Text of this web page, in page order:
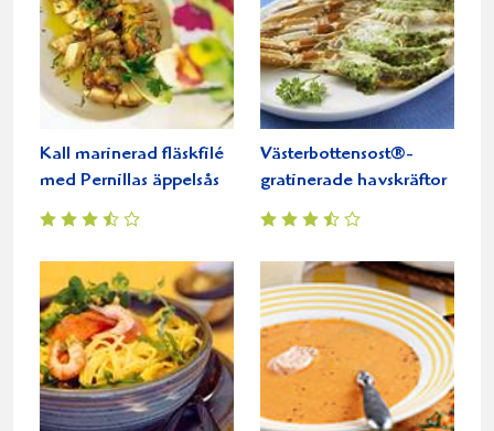
Kall marinerad fläskfilé
med Pernillas äppelsås
Västerbottensost®-
gratinerade havskräftor